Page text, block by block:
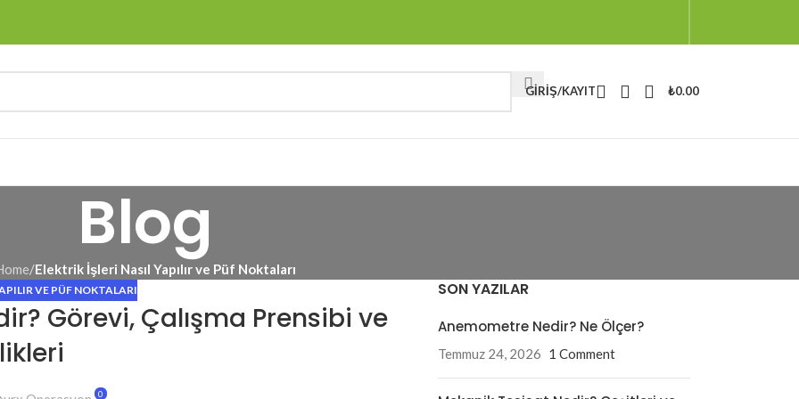
GIRIŞ/KAYIT ₺0.00
Blog
/Elektrik İşleri Nasıl Yapılır ve Püf Noktaları
VE PÜF NOKTALARI
Görevi, Çalışma Prensibi ve
0
SON YAZILAR
Anemometre Nedir? Ne Ölçer?
Temmuz 24, 2026 1 Comment